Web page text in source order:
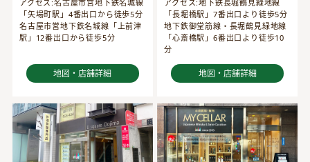
アクセス:名古屋市営地下鉄名城線
「矢場町駅」4番出口から徒歩5分
名古屋市営地下鉄名城線「上前津
駅」12番出口から徒歩5分
地図・店舗詳細
アクセス:地下鉄長堀鶴見緑地線
「長堀橋駅」7番出口より徒歩5分
地下鉄御堂筋線・長堀鶴見緑地線
「心斎橋駅」6番出口より徒歩10
分
地図・店舗詳細